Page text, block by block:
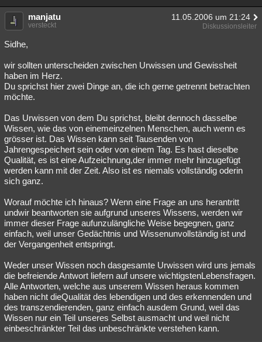
manjatu 11.05.2006 um 21:24
versteckt Diskussionsleiter
Sidhe,
wir sollten unterscheiden zwischen Urwissen und Gewissheit
haben im Herz.
Du sprichst hier zwei Dinge an, die ich gerne getrennt betrachten
möchte.
Das Urwissen von dem Du sprichst, bleibt dennoch dasselbe
Wissen, wie das von einemeinzelnen Menschen, auch wenn es
grösser ist. Das Wissen kann seit Tausenden von
Jahrengespeichert sein oder von einem Tag. Es hast dieselbe
Qualität, es ist eine Aufzeichnung,der immer mehr hinzugefügt
werden kann mit der Zeit. Also ist es niemals vollständig oderin
sich ganz.
Worauf möchte ich hinaus? Wenn eine Frage an uns herantritt
undwir beantworten sie aufgrund unseres Wissens, werden wir
immer dieser Frage aufunzulängliche Weise begegnen, ganz
einfach, weil unser Gedächtnis und Wissenunvollständig ist und
der Vergangenheit entspringt.
Weder unser Wissen noch dasgesamte Urwissen wird uns jemals
die befreiende Antwort liefern auf unsere wichtigstenLebensfragen.
Alle Antworten, welche aus unserem Wissen heraus kommen
haben nicht dieQualität des lebendigen und des erkennenden und
des transzendierenden, ganz einfach ausdem Grund, weil das
Wissen nur ein Teil unseres Selbst ausmacht und weil nicht
einbeschränkter Teil das unbeschränkte verstehen kann.